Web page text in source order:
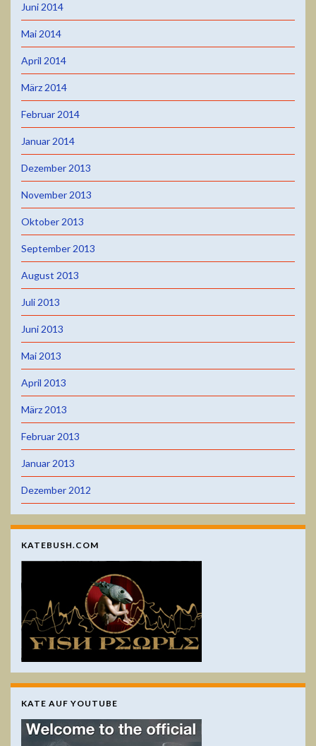
Juni 2014
Mai 2014
April 2014
März 2014
Februar 2014
Januar 2014
Dezember 2013
November 2013
Oktober 2013
September 2013
August 2013
Juli 2013
Juni 2013
Mai 2013
April 2013
März 2013
Februar 2013
Januar 2013
Dezember 2012
KATEBUSH.COM
KATE AUF YOUTUBE